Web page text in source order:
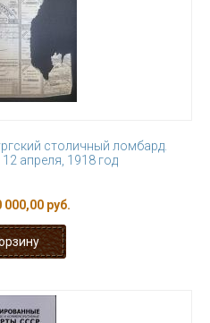
столичный ломбард.
апреля, 1918 год
000,00 руб.